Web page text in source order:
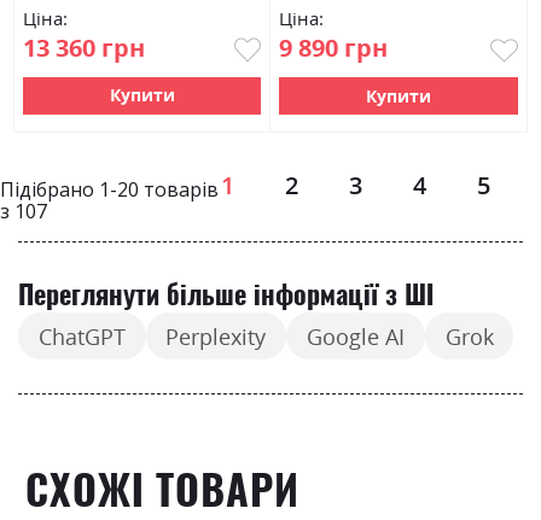
Ціна:
13 360 грн
Купити
Ціна:
9 890 грн
Купити
Підібрано 1-20 товарів
з 107
Page
1 2 3 4 5
Переглянути більше інформації з ШІ
ChatGPT Perplexity Google AI Grok
СХОЖІ ТОВАРИ